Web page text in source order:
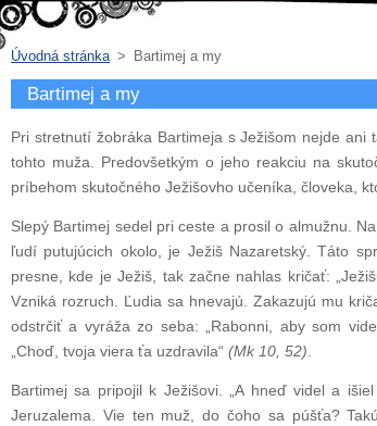
Úvodná stránka > Bartimej a my
Bartimej a my
Pri stretnutí žobráka Bartimeja s Ježišom nejde
tohto muža. Predovšetkým o jeho reakciu na
príbehom skutočného Ježišovho učeníka, človeka,
Slepý Bartimej sedel pri ceste a prosil o almužnu.
ľudí putujúcich okolo, je Ježiš Nazaretský. Táto
presne, kde je Ježiš, tak začne nahlas kričať:
Vzniká rozruch. Ľudia sa hnevajú. Zakazujú mu
odstrčiť a vyráža zo seba: „Rabonni, aby som
„Choď, tvoja viera ťa uzdravila“ (Mk 10, 52)
Bartimej sa pripojil k Ježišovi. „A hneď videl a
Jeruzalema. Vie ten muž, do čoho sa púšťa?